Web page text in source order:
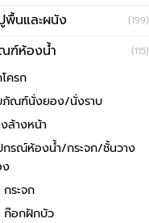
พื้นและผนัง (199)
ฑ์ห้องน้ำ (115)
ครก
ภัณฑ์นั่งยอง/นั่งราบ
ล้างหน้า
รณ์ห้องน้ำ/กระจก/ชั้นวาง
กระจก
ก๊อกฝักบัว